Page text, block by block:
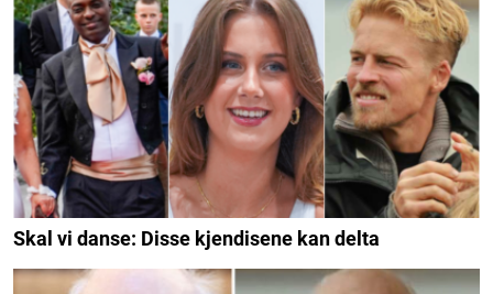
Skal vi danse: Disse kjendisene kan delta